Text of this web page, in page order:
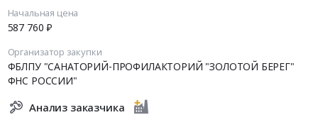
Начальная цена
587 760 ₽
Организатор закупки
ФБЛПУ "САНАТОРИЙ-ПРОФИЛАКТОРИЙ "ЗОЛОТОЙ БЕРЕГ"
ФНС РОССИИ"
Анализ заказчика